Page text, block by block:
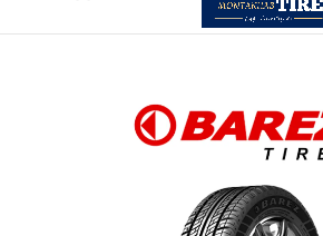
خرید قسطی با ترب‌پی